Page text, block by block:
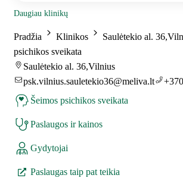
Daugiau klinikų
Pradžia Klinikos Saulėtekio al.
psichikos sveikata
Saulėtekio al. 36,Vilnius
psk.vilnius.sauletekio36@meliva.lt
Šeimos psichikos sveikata
Paslaugos ir kainos
Gydytojai
Paslaugas taip pat teikia